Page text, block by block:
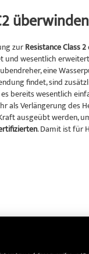
überwinden
zurResistance Class 2
wesentlich
eine
findet, sind
bereits wesentlich
als Verlängerung des
ausgeübt werden,
. Damit ist für